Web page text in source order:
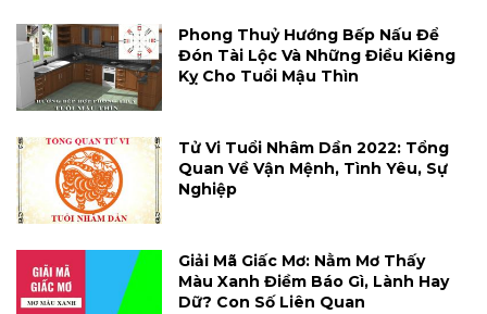
Phong Thuỷ Hướng Bếp Nấu Để
Đón Tài Lộc Và Những Điều Kiêng
Kỵ Cho Tuổi Mậu Thìn
Tử Vi Tuổi Nhâm Dần 2022: Tổng
Quan Về Vận Mệnh, Tình Yêu, Sự
Nghiệp
Giải Mã Giấc Mơ: Nằm Mơ Thấy
Màu Xanh Điềm Báo Gì, Lành Hay
Dữ? Con Số Liên Quan